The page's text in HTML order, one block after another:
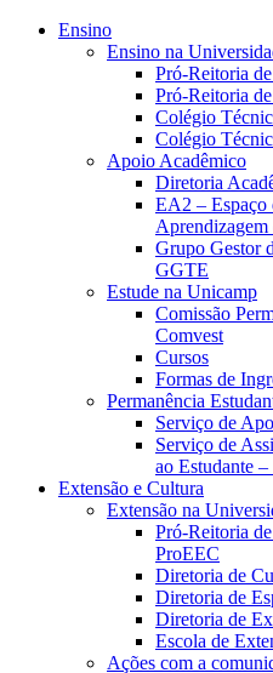
Ensino
Ensino na
Pró-Reitoria
Pró-Reitoria
Colégio
Colégio
Apoio Acadêmico
Diretoria
EA2 – Espaço
Grupo Gestor
GGTE
Estude na Unicamp
Comissão
Comvest
Cursos
Formas de
Permanência
Serviço de
Serviço de
ao Estudante
Extensão e Cultura
Extensão na
Pró-Reitoria
ProEEC
Diretoria de
Diretoria de
Diretoria de
Escola de
Ações com a